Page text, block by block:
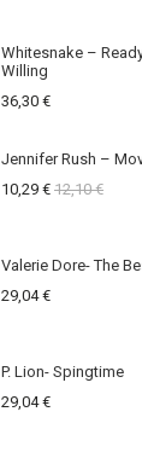
Whitesnake ‎–
Willing
36,30 €
Jennifer Rush ‎–
10,29 € 12,10 €
Valerie Dore- The
29,04 €
P. Lion- Spingtime
29,04 €